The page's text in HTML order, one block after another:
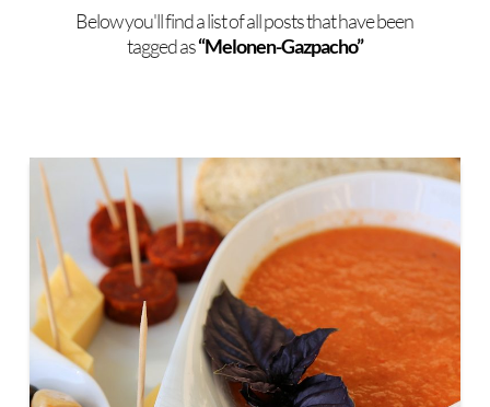
Below you'll find a list of all posts that have been
tagged as“Melonen-Gazpacho”